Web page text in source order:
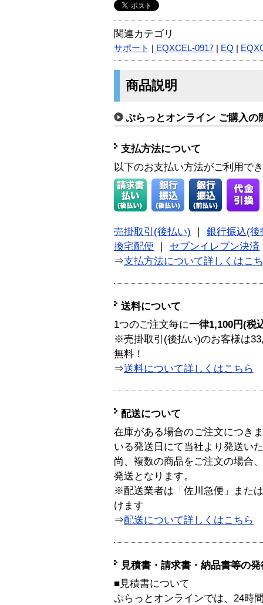
関連カテゴリ
サポート EQXCEL-0917 EQ
商品説明
ぷらっとオンライン ご購入の
支払方法について
以下のお支払い方法がご利用で
売掛取引(後払い)
銀行振込(後
換宅配便
セブンイレブン決済
⇒支払方法について詳しくはこ
送料について
1つのご注文毎に一律1,100円(税
※売掛取引(後払い)のお客様は
無料！
⇒送料について詳しくはこちら
配送について
在庫がある場合のご注文につき
いる発送日にて当社より発送い
尚、複数の商品をご注文の場合
発送となります。
※配送業者は「佐川急便」また
けます
⇒配送について詳しくはこちら
見積書・請求書・納品書等の
■見積書について
ぷらっとオンラインでは、24時